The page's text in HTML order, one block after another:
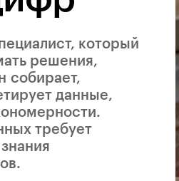
который
решения,
собирает,
данные,
требует